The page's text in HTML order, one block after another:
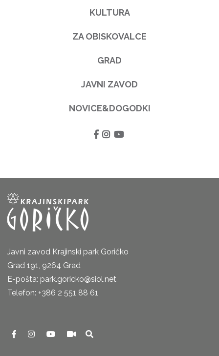
KULTURA
ZA OBISKOVALCE
GRAD
JAVNI ZAVOD
NOVICE&DOGODKI
Javni zavod Krajinski park Goričko
Grad 191, 9264 Grad
E-pošta: park.goricko@siol.net
Telefon: +386 2 551 88 61